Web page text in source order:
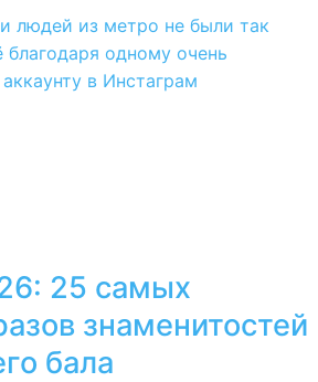
людей из метро не были так
благодаря одному очень
в Инстаграм
25 самых
знаменитостей
бала